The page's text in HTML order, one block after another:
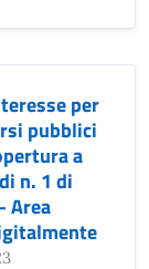
per
pubblici
a
n. 1 di
Area